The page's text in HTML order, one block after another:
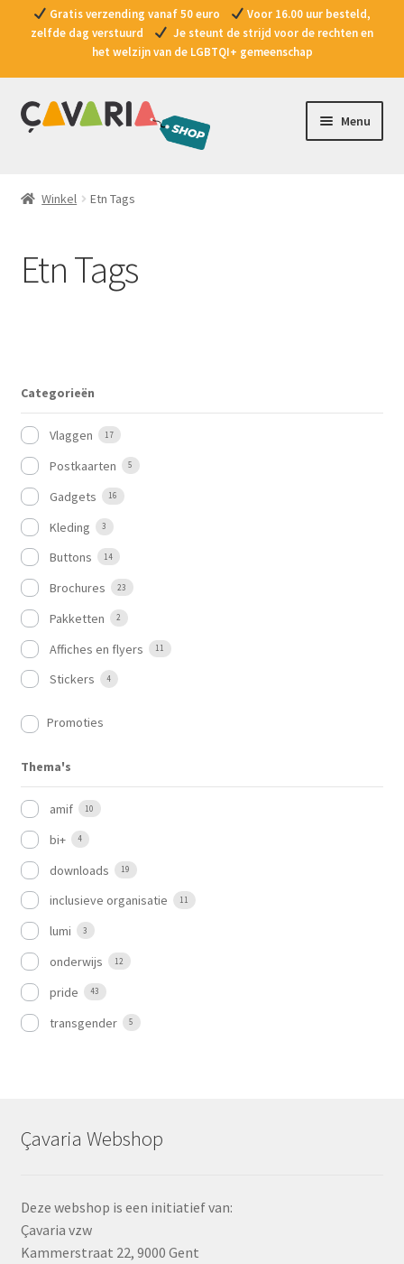
Gratis verzending vanaf 50 euro
Voor 16.00 uur besteld,
zelfde dag verstuurd
Je steunt de strijd voor de rechten en
het welzijn van de LGBTQI+ gemeenschap
Ga
door
Ga
naar
Menu
Vragen?
Winkel Etn Tags
Etn Tags
Categorieën
Vlaggen 17
Postkaarten 5
Gadgets 16
Kleding 3
Buttons 14
Brochures 23
Pakketten 2
Affiches en flyers 11
Stickers 4
Promoties
Thema's
amif 10
bi+ 4
downloads 19
inclusieve organisatie 11
lumi 3
onderwijs 12
pride 43
transgender 5
Çavaria Webshop
Deze webshop is een initiatief van:
Çavaria vzw
Kammerstraat 22, 9000 Gent